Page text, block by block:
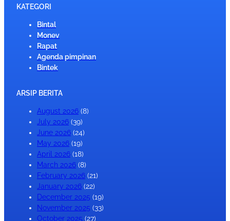
aKATEGORI
Bintal
Monev
Rapat
Agenda pimpinan
Bintek
ARSIP BERITA
August 2026 (8)
July 2026 (39)
June 2026 (24)
May 2026 (19)
April 2026 (18)
March 2026 (8)
February 2026 (21)
January 2026 (22)
December 2025 (19)
November 2025 (33)
October 2025 (27)